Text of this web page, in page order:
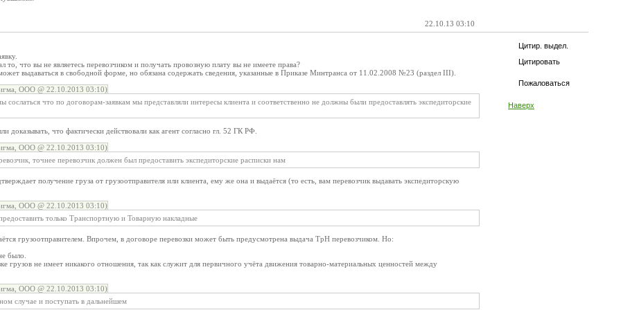
22.10.13 03:10
Цитир. выдел.
Цитировать
Пожаловаться
Наверх
то, что вы не являетесь перевозчиком и получать провозную плату вы не имеете права?
выдаваться в свободной форме, но обязана содержать сведения, указанные в Приказе Минтранса от 11.02.2008 №23 (раздел III).
ООО @ 22.10.2013 03:10)
сослаться что по договорам-заявкам мы представляли интересы клиента и соответственно не должны были предоставлять экспедиторские
доказывать, что фактически действовали как агент согласно гл. 52 ГК РФ.
ООО @ 22.10.2013 03:10)
точнее перевозчик должен был предоставить экспедиторские расписки нам
получение груза от грузоотправителя или клиента, ему же она и выдаётся (то есть, вам перевозчик выдавать экспедиторскую
ООО @ 22.10.2013 03:10)
только Транспортную и Товарную накладные
грузоотправителем. Впрочем, в договоре перевозки может быть предусмотрена выдача ТрН перевозчиком. Но:
было.
грузов не имеет никакого отношения, так как служит для первичного учёта движения товарно-материальных ценностей между
ООО @ 22.10.2013 03:10)
случае и поступать в дальнейшем